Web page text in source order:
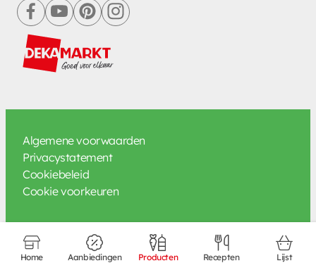
facebookyoutubepinterestinstagram
Algemene voorwaarden
Privacystatement
Cookiebeleid
Cookie voorkeuren
Home Aanbiedingen Producten Recepten Lijst